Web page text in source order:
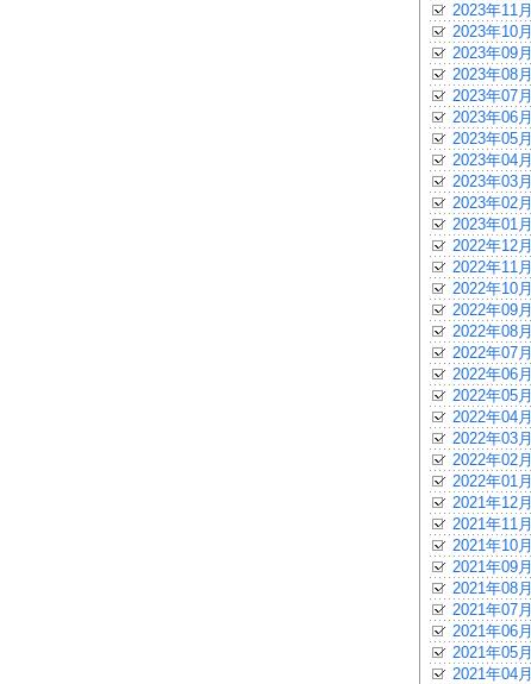
2023年11月
2023年10月
2023年09月
2023年08月
2023年07月
2023年06月
2023年05月
2023年04月
2023年03月
2023年02月
2023年01月
2022年12月
2022年11月
2022年10月
2022年09月
2022年08月
2022年07月
2022年06月
2022年05月
2022年04月
2022年03月
2022年02月
2022年01月
2021年12月
2021年11月
2021年10月
2021年09月
2021年08月
2021年07月
2021年06月
2021年05月
2021年04月